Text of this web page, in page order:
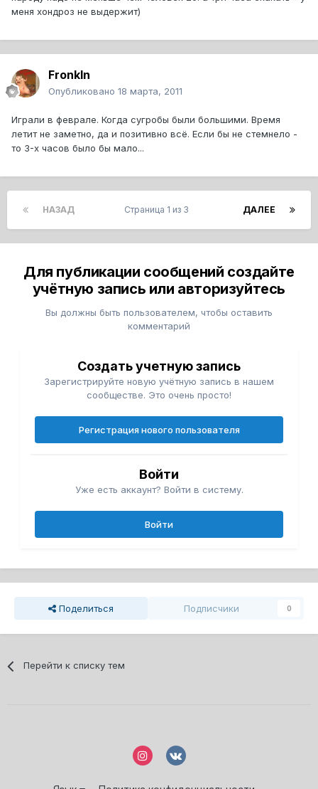
меня хондроз не выдержит)
FronkIn
Опубликовано 18 марта, 2011
Играли в феврале. Когда сугробы были большими. Время
летит не заметно, да и позитивно всё. Если бы не стемнело -
то 3-х часов было бы мало...
НАЗАД ДАЛЕЕ
Страница 1 из 3
Для публикации сообщений создайте
учётную запись или авторизуйтесь
Вы должны быть пользователем, чтобы оставить
комментарий
Создать учетную запись
Зарегистрируйте новую учётную запись в нашем
сообществе. Это очень просто!
Регистрация нового пользователя
Войти
Уже есть аккаунт? Войти в систему.
Войти
Поделиться Подписчики 0
Перейти к списку тем